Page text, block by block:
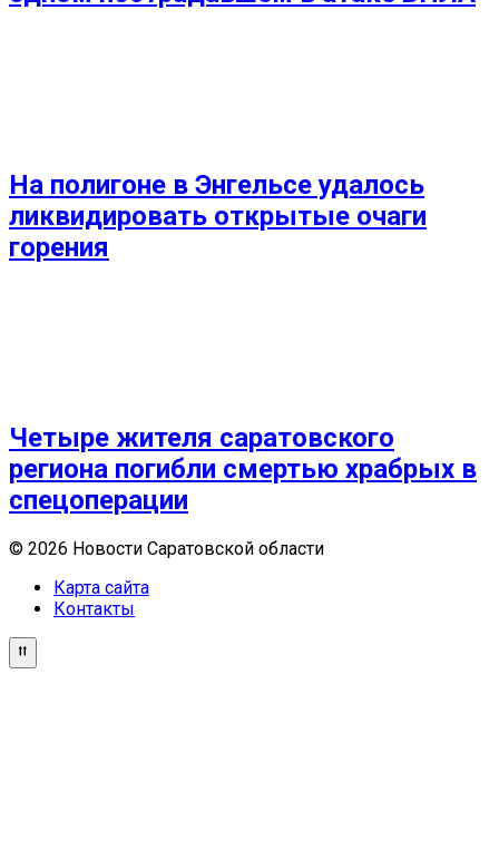
На полигоне в Энгельсе удалось
ликвидировать открытые очаги
горения
Четыре жителя саратовского
региона погибли смертью храбрых в
спецоперации
© 2026 Новости Саратовской области
Карта сайта
Контакты